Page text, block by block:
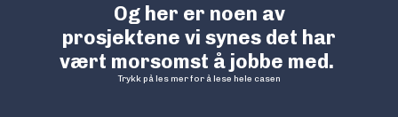
Og her er noen av
prosjektene vi synes det har
vært morsomst å jobbe med.
Trykk på les mer for å lese hele casen